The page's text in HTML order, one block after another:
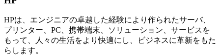
HPは、エンジニアの卓越した経験により作られたサーバ、
プリンター、PC、携帯端末、ソリューション、サービスを
もって、人々の生活をより快適にし、ビジネスに革新をもた
らします。